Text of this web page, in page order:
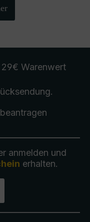
29€ Warenwert
.
anmelden und
erhalten.